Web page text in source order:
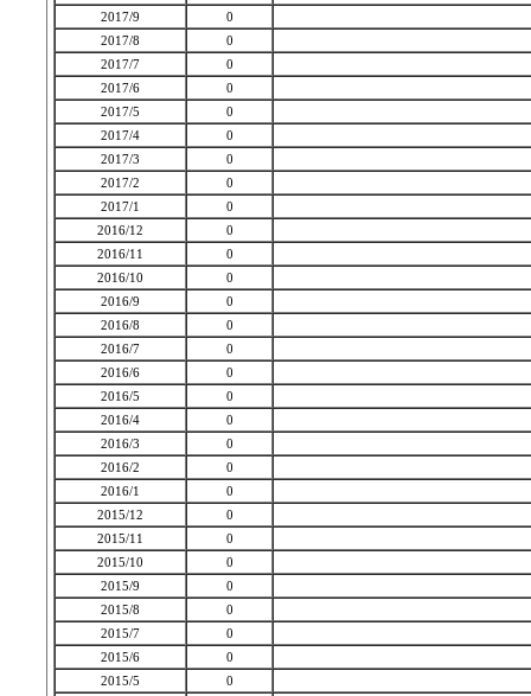
2017/9
0
2017/8
0
2017/7
0
2017/6
0
2017/5
0
2017/4
0
2017/3
0
2017/2
0
2017/1
0
2016/12
0
2016/11
0
2016/10
0
2016/9
0
2016/8
0
2016/7
0
2016/6
0
2016/5
0
2016/4
0
2016/3
0
2016/2
0
2016/1
0
2015/12
0
2015/11
0
2015/10
0
2015/9
0
2015/8
0
2015/7
0
2015/6
0
2015/5
0